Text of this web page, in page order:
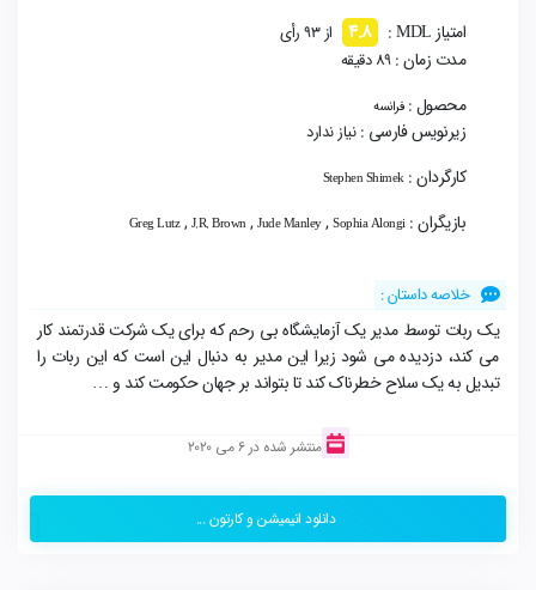
امتیاز MDL : 4.8 از 93 رأی
مدت زمان :89 دقیقه
محصول :فرانسه
زیرنویس فارسی :نیاز ندارد
کارگردان :Stephen Shimek
بازیگران : Greg Lutz, J.R. Brown, Jude Manley, Sophia Alongi
خلاصه داستان :
یک ربات توسط مدیر یک آزمایشگاه بی رحم که برای یک شرکت قدرتمند کار
می کند، دزدیده می شود زیرا این مدیر به دنبال این است که این ربات را
تبدیل به یک سلاح خطرناک کند تا بتواند بر جهان حکومت کند و …
منتشر شده در 6 می 2020
دانلود انیمیشن و کارتون ...